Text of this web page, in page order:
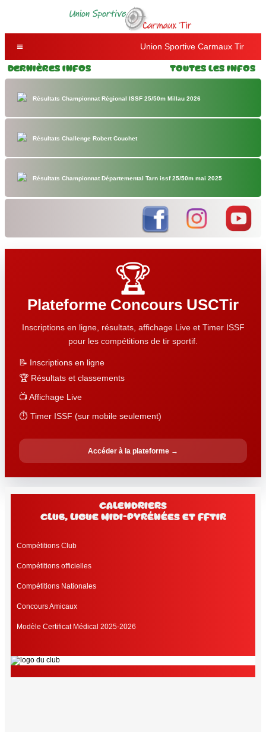
Union Sportive Carmaux Tir
Dernières Infos Toutes les Infos
Résultats Championnat Régional ISSF 25/50m Millau 2026
Résultats Challenge Robert Couchet
Résultats Championnat Départemental Tarn issf 25/50m mai 2025
🏆
Plateforme Concours USCTir
Inscriptions en ligne, résultats, affichage Live et Timer ISSF
pour les compétitions de tir sportif.
📝 Inscriptions en ligne
🏆 Résultats et classements
📺 Affichage Live
⏱️ Timer ISSF (sur mobile seulement)
Accéder à la plateforme →
Calendriers
club, Ligue Midi-Pyrénées et FFtir
Compétitions Club
Compétitions officielles
Compétitions Nationales
Concours Amicaux
Modèle Certificat Médical 2025-2026